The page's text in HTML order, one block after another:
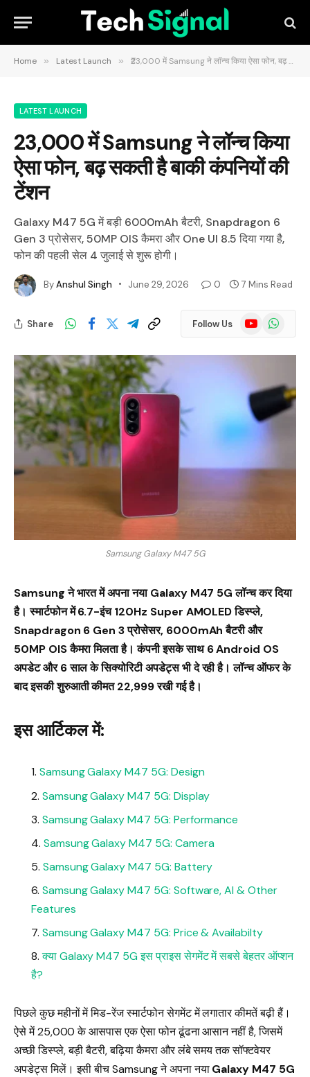
Home » Latest Launch » ₹23,000 में Samsung ने लॉन्च किया ऐसा फोन, बढ़ सकती है बाकी कंपनियों की टेंशन
LATEST LAUNCH
₹23,000 में Samsung ने लॉन्च किया
ऐसा फोन, बढ़ सकती है बाकी कंपनियों की
टेंशन
Galaxy M47 5G में बड़ी 6000mAh बैटरी, Snapdragon 6
Gen 3 प्रोसेसर, 50MP OIS कैमरा और One UI 8.5 दिया गया है,
फोन की पहली सेल 4 जुलाई से शुरू होगी।
ByAnshul Singh June 29, 2026 0 7 Mins Read
Share Follow Us YouTubeWhatsApp
Samsung Galaxy M47 5G
Samsung ने भारत में अपना नया Galaxy M47 5G लॉन्च कर दिया
है। स्मार्टफोन में 6.7-इंच 120Hz Super AMOLED डिस्प्ले,
Snapdragon 6 Gen 3 प्रोसेसर, 6000mAh बैटरी और
50MP OIS कैमरा मिलता है। कंपनी इसके साथ 6 Android OS
अपडेट और 6 साल के सिक्योरिटी अपडेट्स भी दे रही है। लॉन्च ऑफर के
बाद इसकी शुरुआती कीमत ₹22,999 रखी गई है।
इस आर्टिकल में:
Samsung Galaxy M47 5G: Design
Samsung Galaxy M47 5G: Display
Samsung Galaxy M47 5G: Performance
Samsung Galaxy M47 5G: Camera
Samsung Galaxy M47 5G: Battery
Samsung Galaxy M47 5G: Software, AI & Other
Features
Samsung Galaxy M47 5G: Price & Availabilty
क्या Galaxy M47 5G इस प्राइस सेगमेंट में सबसे बेहतर ऑप्शन
है?
पिछले कुछ महीनों में मिड-रेंज स्मार्टफोन सेगमेंट में लगातार कीमतें बढ़ी हैं।
ऐसे में ₹25,000 के आसपास एक ऐसा फोन ढूंढना आसान नहीं है, जिसमें
अच्छी डिस्प्ले, बड़ी बैटरी, बढ़िया कैमरा और लंबे समय तक सॉफ्टवेयर
अपडेट्स मिलें। इसी बीच Samsung ने अपना नयाGalaxy M47 5G